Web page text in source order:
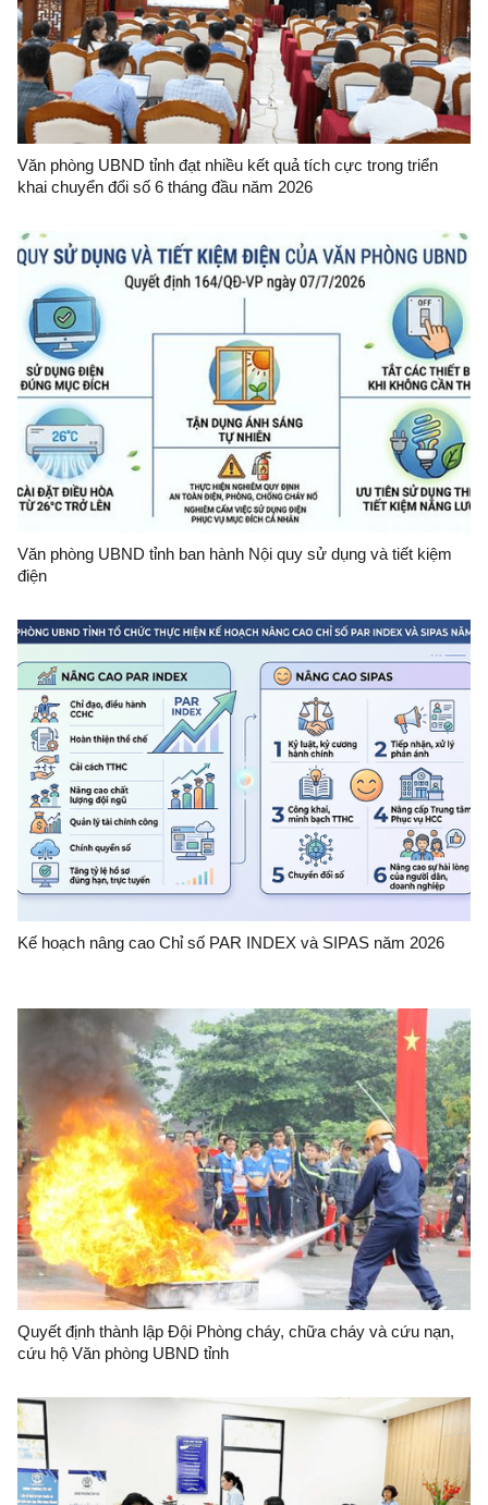
Văn phòng UBND tỉnh đạt nhiều kết quả tích cực trong triển
khai chuyển đổi số 6 tháng đầu năm 2026
Văn phòng UBND tỉnh ban hành Nội quy sử dụng và tiết kiệm
điện
Kế hoạch nâng cao Chỉ số PAR INDEX và SIPAS năm 2026
Quyết định thành lập Đội Phòng cháy, chữa cháy và cứu nạn,
cứu hộ Văn phòng UBND tỉnh